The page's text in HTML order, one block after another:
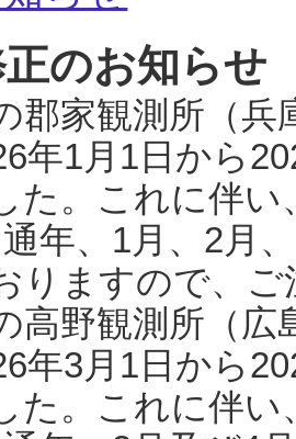
のお知らせ
郡家観測所（
年1月1日から
た。これに伴い
年、1月、2月
りますので、
高野観測所（
年3月1日から
た。これに伴い